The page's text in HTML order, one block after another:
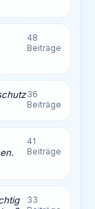
48
Beiträge
36
Beiträge
41
Beiträge
33